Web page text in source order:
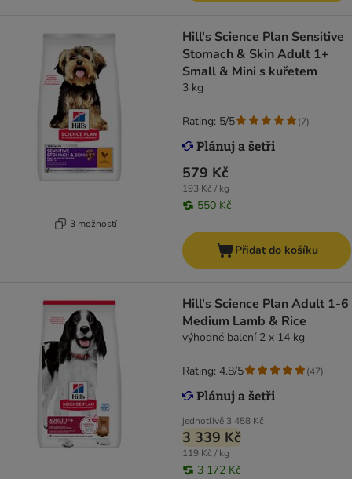
3 možností
Hill's Science Plan Sensitive
Stomach & Skin Adult 1+
Small & Mini s kuřetem
3 kg
579 Kč
193 Kč / kg
550 Kč
Rating: 5/5 (7)
Přidat do košíku
Hill's Science Plan Adult 1-6
Medium Lamb & Rice
výhodné balení 2 x 14 kg
jednotlivě 3 458 Kč
3 339 Kč
119 Kč / kg
3 172 Kč
Rating: 4.8/5 (47)